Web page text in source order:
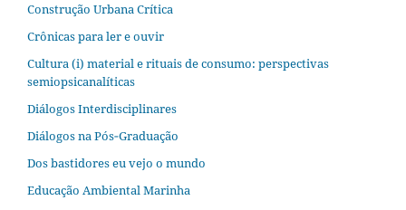
Construção Urbana Crítica
Crônicas para ler e ouvir
Cultura (i) material e rituais de consumo: perspectivas
semiopsicanalíticas
Diálogos Interdisciplinares
Diálogos na Pós‐Graduação
Dos bastidores eu vejo o mundo
Educação Ambiental Marinha